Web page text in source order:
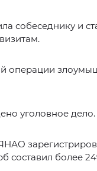
собеседнику и
операции
уголовное дело.
составил более